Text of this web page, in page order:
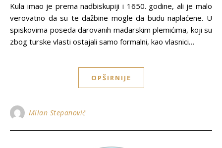
Kula imao je prema nadbiskupiji i 1650. godine, ali je malo
verovatno da su te dažbine mogle da budu naplaćene. U
spiskovima poseda darovanih mađarskim plemićima, koji su
zbog turske vlasti ostajali samo formalni, kao vlasnici…
OPŠIRNIJE
Milan Stepanović